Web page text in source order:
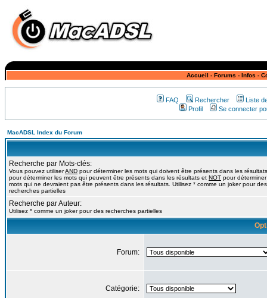
Accueil - Forums - Infos -
FAQ Rechercher
Liste
Profil
Se connecter
MacADSL Index du Forum
Recherche par Mots-clés:
Vous pouvez utiliserAND pour déterminer les mots qui doivent être présents dans les
pour déterminer les mots qui peuvent être présents dans les résultats et NOT pour
mots qui ne devraient pas être présents dans les résultats. Utilisez * comme un joker pour des
recherches partielles
Recherche par Auteur:
Utilisez * comme un joker pour des recherches partielles
Forum:
Catégorie: